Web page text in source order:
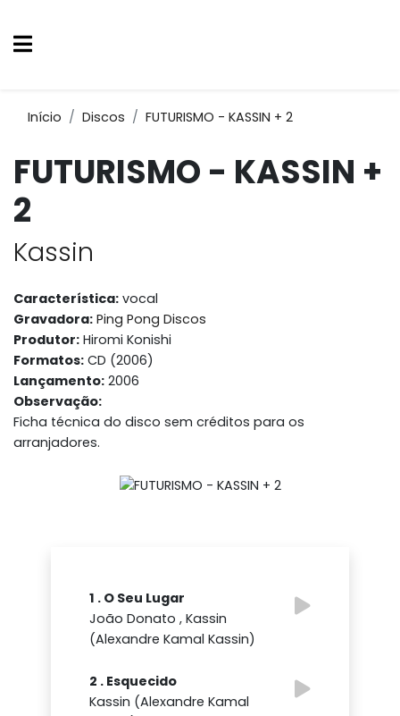
Início Discos FUTURISMO - KASSIN + 2
FUTURISMO - KASSIN +
2
Kassin
Característica: vocal
Gravadora: Ping Pong Discos
Produtor: Hiromi Konishi
Formatos: CD (2006)
Lançamento: 2006
Observação:
Ficha técnica do disco sem créditos para os
arranjadores.
1 . O Seu Lugar
João Donato , Kassin
(Alexandre Kamal Kassin)
2 . Esquecido
Kassin (Alexandre Kamal